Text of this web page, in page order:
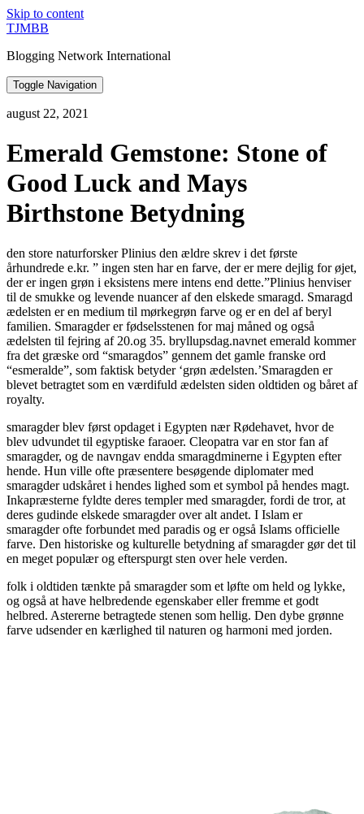
Skip to content
TJMBB
Blogging Network International
Toggle Navigation
august 22, 2021
Emerald Gemstone: Stone of
Good Luck and Mays
Birthstone Betydning
den store naturforsker Plinius den ældre skrev i det første
århundrede e.kr. ” ingen sten har en farve, der er mere dejlig for øjet,
der er ingen grøn i eksistens mere intens end dette.”Plinius henviser
til de smukke og levende nuancer af den elskede smaragd. Smaragd
ædelsten er en medium til mørkegrøn farve og er en del af beryl
familien. Smaragder er fødselsstenen for maj måned og også
ædelsten til fejring af 20.og 35. bryllupsdag.navnet emerald kommer
fra det græske ord “smaragdos” gennem det gamle franske ord
“esmeralde”, som faktisk betyder ‘grøn ædelsten.’Smaragden er
blevet betragtet som en værdifuld ædelsten siden oldtiden og båret af
royalty.
smaragder blev først opdaget i Egypten nær Rødehavet, hvor de
blev udvundet til egyptiske faraoer. Cleopatra var en stor fan af
smaragder, og de navngav endda smaragdminerne i Egypten efter
hende. Hun ville ofte præsentere besøgende diplomater med
smaragder udskåret i hendes lighed som et symbol på hendes magt.
Inkapræsterne fyldte deres templer med smaragder, fordi de tror, at
deres gudinde elskede smaragder over alt andet. I Islam er
smaragder ofte forbundet med paradis og er også Islams officielle
farve. Den historiske og kulturelle betydning af smaragder gør det til
en meget populær og efterspurgt sten over hele verden.
folk i oldtiden tænkte på smaragder som et løfte om held og lykke,
og også at have helbredende egenskaber eller fremme et godt
helbred. Astererne betragtede stenen som hellig. Den dybe grønne
farve udsender en kærlighed til naturen og harmoni med jorden.